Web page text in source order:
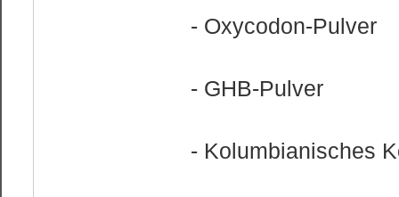
- Oxycodon-Pulver
- GHB-Pulver
- Kolumbianisches